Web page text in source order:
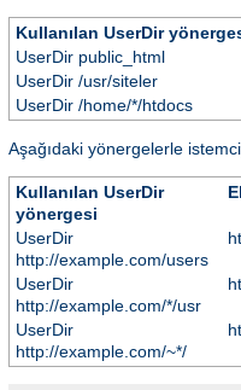
Kullanılan UserDir
UserDir public_html
UserDir /usr/siteler
UserDir /home/*/htdocs
Aşağıdaki yönergelerle
Kullanılan UserDir
yönergesi
UserDir
http://example.com/users
UserDir
http://example.com/*/usr
UserDir
http://example.com/~*/